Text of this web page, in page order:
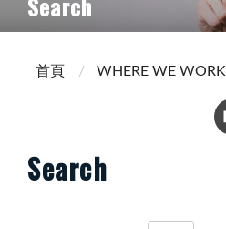
首頁 WHERE WE WORK
Search